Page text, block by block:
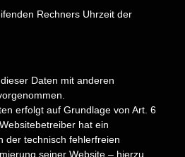
Rechners Uhrzeit der
Daten mit anderen
erfolgt auf Grundlage von Art. 6
hat ein
der technisch fehlerfreien
seiner Website – hierzu